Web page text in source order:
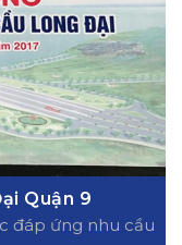
Quận 9
đáp ứng nhu cầu